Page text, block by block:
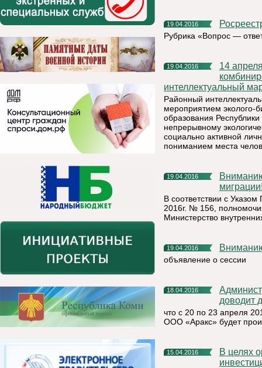
19.04.2016
Рубрика «Вопрос —
19.04.2016
14 апреля 2016 года на базе МАДОУ «Детский сад №10
интеллектуальный
Районный
мероприятием эколого-
образования
непрерывному
социально активной
пониманием места
19.04.2016
Вниманию получателей государственных услуг в сфере
В соответствии с
2016г. № 156,
Министерство
19.04.2016
объявление о сессии
18.04.2016
Администрация муниципального района «Княжпогостский»
доводит
что с 20 по 23 апреля
ООО «Аракс» будет
15.04.2016
В целях организации работы в части активизации